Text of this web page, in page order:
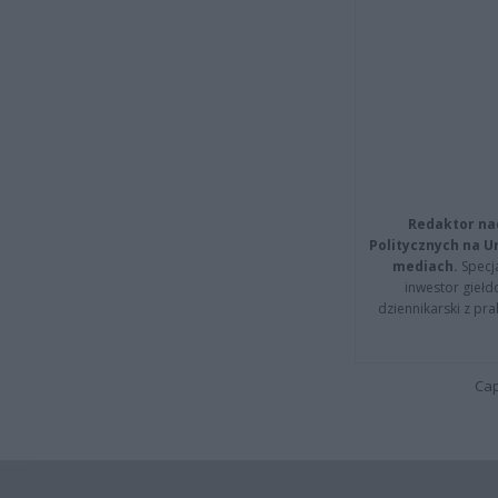
Redaktor
Politycznych na
mediach.
inwestor
dziennikarski z